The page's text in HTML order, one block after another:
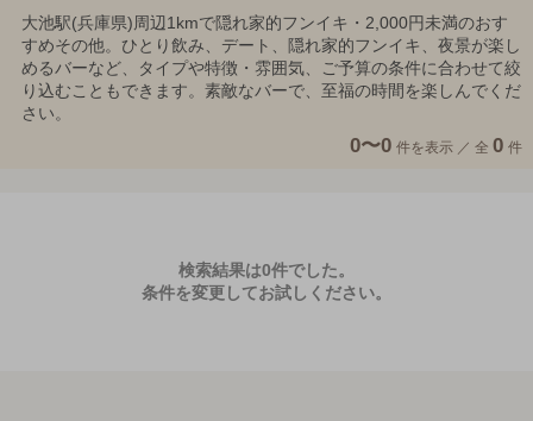
大池駅(兵庫県)周辺1kmで隠れ家的フンイキ・2,000円未満のおす
すめその他。ひとり飲み、デート、隠れ家的フンイキ、夜景が楽し
めるバーなど、タイプや特徴・雰囲気、ご予算の条件に合わせて絞
り込むこともできます。素敵なバーで、至福の時間を楽しんでくだ
さい。
0〜0 件を表示 ／ 全 0 件
検索結果は0件でした。
条件を変更してお試しください。